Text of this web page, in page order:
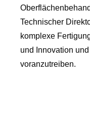
Technischer
komplexe
und Innovation
voranzutreiben.